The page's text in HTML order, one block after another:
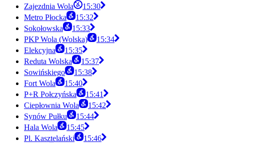
Zajezdnia Wola
15:30
Metro Płocka
15:32
Sokołowska
15:33
PKP Wola (Wolska)
15:34
Elekcyjna
15:35
Reduta Wolska
15:37
Sowińskiego
15:38
Fort Wola
15:40
P+R Połczyńska
15:41
Ciepłownia Wola
15:42
Synów Pułku
15:44
Hala Wola
15:45
Pl. Kasztelański
15:46